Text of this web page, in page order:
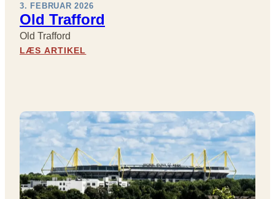
E
E
R
U
N
D
E
3
3. FEBRUAR 2026
Old Trafford
Old Trafford
LÆS ARTIKEL
R
A
F
F
O
R
D